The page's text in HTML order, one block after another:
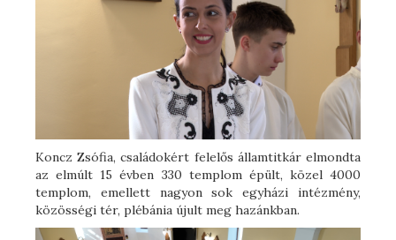
Koncz Zsófia, családokért felelős államtitkár elmondta
az elmúlt 15 évben 330 templom épült, közel 4000
templom, emellett nagyon sok egyházi intézmény,
közösségi tér, plébánia újult meg hazánkban.